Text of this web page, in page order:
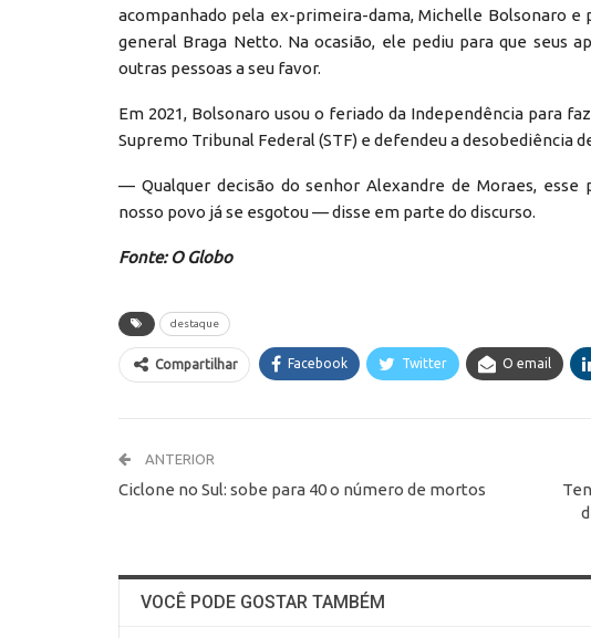
acompanhado pela ex-primeira-dama, Michelle Bolsonaro e
general Braga Netto. Na ocasião, ele pediu para que seus
outras pessoas a seu favor.
Em 2021, Bolsonaro usou o feriado da Independência para
Supremo Tribunal Federal (STF) e defendeu a desobediência
— Qualquer decisão do senhor Alexandre de Moraes,
nosso povo já se esgotou — disse em parte do discurso.
Fonte: O Globo
destaque
Compartilhar Facebook Twitter O email
ANTERIOR
Ciclone no Sul: sobe para 40 o número de mortos
VOCÊ PODE GOSTAR TAMBÉM